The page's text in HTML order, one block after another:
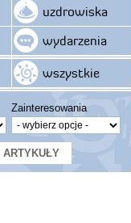
uzdrowiska
wydarzenia
wszystkie
Zainteresowania